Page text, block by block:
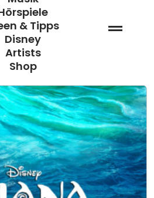
& Tipps
Disney
Artists
Shop